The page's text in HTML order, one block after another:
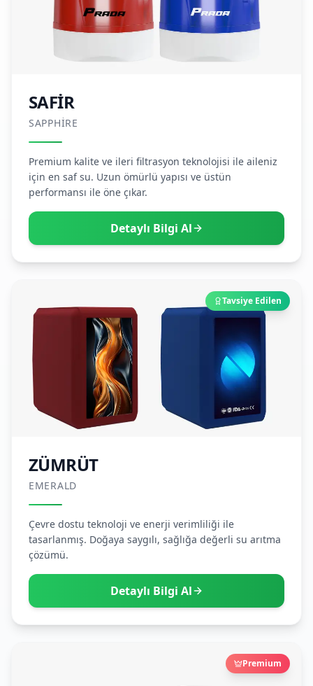
SAFİR
SAPPHIRE
Premium kalite ve ileri filtrasyon teknolojisi ile aileniz
için en saf su. Uzun ömürlü yapısı ve üstün
performansı ile öne çıkar.
Detaylı Bilgi Al
Tavsiye Edilen
ZÜMRÜT
EMERALD
Çevre dostu teknoloji ve enerji verimliliği ile
tasarlanmış. Doğaya saygılı, sağlığa değerli su arıtma
çözümü.
Detaylı Bilgi Al
Premium